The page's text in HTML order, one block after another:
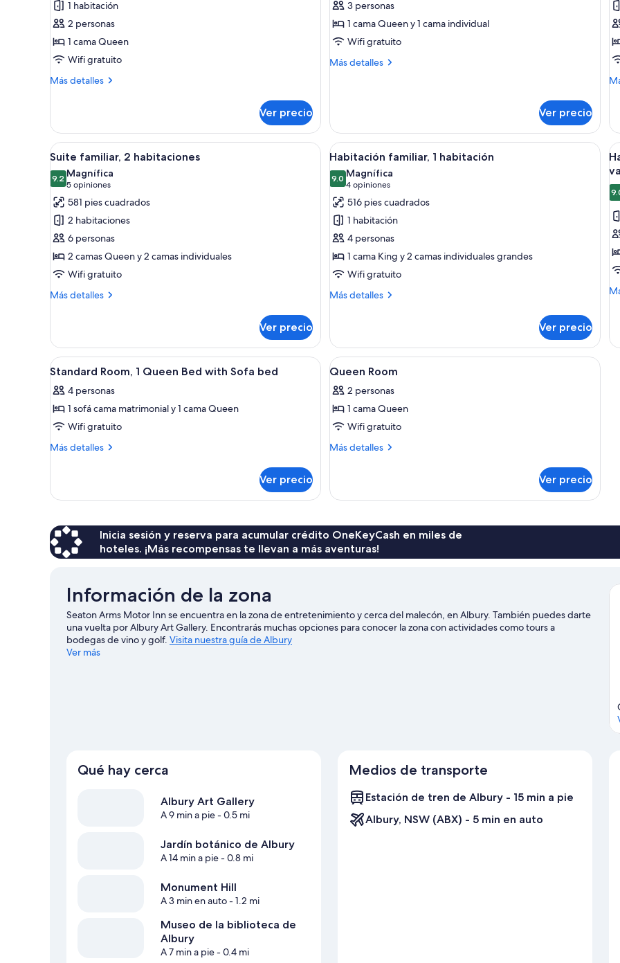
Habitación
estándar
1 habitación
2 personas
1 cama Queen
Wifi gratuito
Más detalles
Más
estándar
Ver precio
Habitación
estándar
con
2
3 personas
1 cama Queen y 1 cama individual
Wifi gratuito
Más detalles
Más
con
camas
individuales
Ver precio
1
y
Abrir
todas
las
fotos
de
Suite
familiar,
2
habitaciones
Una habitación de hotel con dos camas, un escritorio, una lámpara y un cuadro en la pared.
5
Suite familiar, 2 habitaciones
9.29.2 de 10
Magnífica
5 opiniones
(5
opiniones)
581 pies cuadrados
2 habitaciones
6 personas
2 camas Queen y 2 camas individuales
Wifi gratuito
Más detalles
Más
familiar,
habitaciones
Ver precio
Abrir
todas
las
fotos
de
Habitación
familiar,
1
habitación
Una habitación de hotel con cama,
5
Habitación familiar, 1 habitación
9.09.0 de 10
Magnífica
4 opiniones
(4
opiniones)
516 pies cuadrados
1 habitación
4 personas
1 cama King y 2 camas individuales grandes
Wifi gratuito
Más detalles
Más
familiar,
habitación
Ver precio
2
Abrir
todas
las
fotos
de
Standard
Queen
with
Sofa
bed
Una habitación de hotel con una cama, dos mesitas de noche, una lámpara y un reloj.
7
Standard Room, 1 Queen Bed with Sofa bed
4 personas
1 sofá cama matrimonial y 1 cama Queen
Wifi gratuito
Más detalles
Más
Room,
Bed
with
Sofa
Ver precio
Abrir
todas
las
fotos
de
Queen
Una habitación de hotel con una
6
Queen Room
2 personas
1 cama Queen
Wifi gratuito
Más detalles
Más
Room
Ver precio
Inicia sesión y reserva para acumular crédito OneKeyCash en miles de
hoteles. ¡Más recompensas te llevan a más aventuras!
Información de la zona
Seaton Arms Motor Inn se encuentra en la zona de entretenimiento y cerca del malecón, en Albury. También puedes darte
una vuelta por Albury Art Gallery. Encontrarás muchas opciones para conocer la zona con actividades como tours a
bodegas de vino y golf. Visita nuestra guía de Albury
Ver más
Qué hay cerca
Albury Art Gallery
A 9 min a pie- 0.5 mi
Jardín botánico de Albury
A 14 min a pie- 0.8 mi
Monument Hill
A 3 min en auto- 1.2 mi
Museo de la biblioteca de
Albury
A 7 min a pie- 0.4 mi
Medios de transporte
Estación de tren de Albury - 15 min a pie
Albury, NSW (ABX) - 5 min en auto